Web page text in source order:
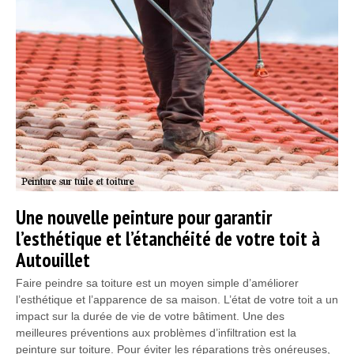
Une nouvelle peinture pour garantir
l’esthétique et l’étanchéité de votre toit à
Autouillet
Faire peindre sa toiture est un moyen simple d’améliorer
l’esthétique et l’apparence de sa maison. L’état de votre toit a un
impact sur la durée de vie de votre bâtiment. Une des
meilleures préventions aux problèmes d’infiltration est la
peinture sur toiture. Pour éviter les réparations très onéreuses,